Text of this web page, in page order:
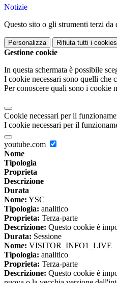
Notizie
Questo sito o gli strumenti terzi
Personalizza Rifiuta tutti i cookies
Gestione cookie
In questa schermata è possibile
I cookie necessari sono quelli che
Per conoscere quali sono i cookie
Cookie necessari per il
I cookie necessari per il
youtube.com
Nome
Tipologia
Proprieta
Descrizione
Durata
Nome: YSC
Tipologia: analitico
Proprieta: Terza-parte
Descrizione: Questo cookie è
Durata: Sessione
Nome: VISITOR_INFO1_LIVE
Tipologia: analitico
Proprieta: Terza-parte
Descrizione: Questo cookie è